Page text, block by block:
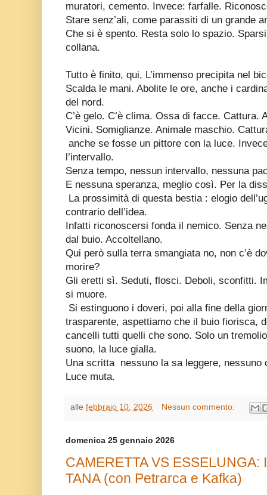
muratori, cemento. Invece: farfalle.
Stare senz’ali, come parassiti di un grande
Che si è spento. Resta solo lo spazio.
collana.
Tutto è finito, qui, L’immenso precipita nel
Scalda le mani. Abolite le ore, anche i
del nord.
C’è gelo. C’è clima. Ossa di facce. Cattura.
Vicini. Somiglianze. Animale maschio.
anche se fosse un pittore con la luce.
l’intervallo.
Senza tempo, nessun intervallo, nessuna
E nessuna speranza, meglio così. Per la
La prossimità di questa bestia : elogio
contrario dell’idea.
Infatti riconoscersi fonda il nemico. Senza
dal buio. Accoltellano.
Qui però sulla terra smangiata no, non c’è
morire?
Gli eretti sì. Seduti, flosci. Deboli, sconfitti.
si muore.
Si estinguono i doveri, poi alla fine della
trasparente, aspettiamo che il buio fiorisca,
cancelli tutti quelli che sono. Solo un
suono, la luce gialla.
Una scritta nessuno la sa leggere, nessuno
Luce muta.
alle febbraio 10, 2026 Nessun commento:
domenica 25 gennaio 2026
CAMERETTA VS ESSELUNGA:
TANA (con Petrarca e Kafka)